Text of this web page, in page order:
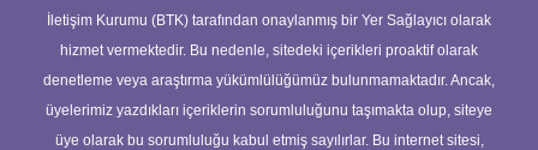
İletişim Kurumu (BTK) tarafından onaylanmış bir Yer Sağlayıcı olarak
hizmet vermektedir. Bu nedenle, sitedeki içerikleri proaktif olarak
denetleme veya araştırma yükümlülüğümüz bulunmamaktadır. Ancak,
üyelerimiz yazdıkları içeriklerin sorumluluğunu taşımakta olup, siteye
üye olarak bu sorumluluğu kabul etmiş sayılırlar. Bu internet sitesi,